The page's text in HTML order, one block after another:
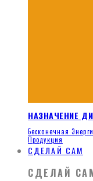
НАЗНАЧЕНИЕ
Бесконечная
Продукция
СДЕЛАЙ САМ
СДЕЛАЙ